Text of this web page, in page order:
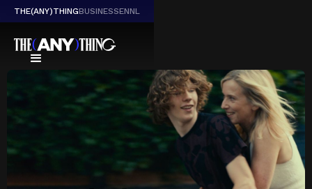
THE(ANY)THINGBUSINESSENNL